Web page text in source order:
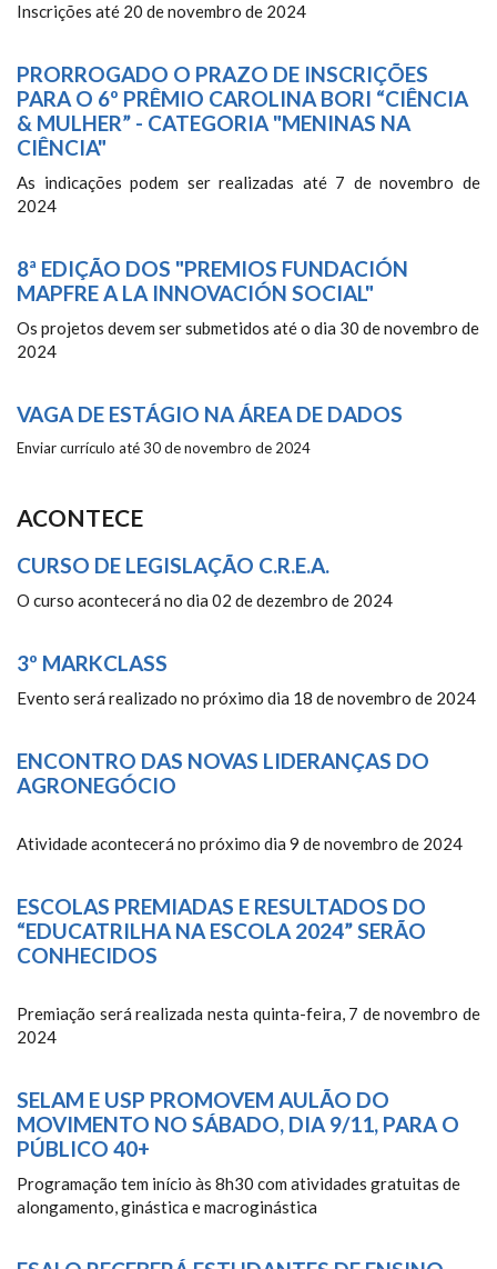
Inscrições até 20 de novembro de 2024
PRORROGADO O PRAZO DE INSCRIÇÕES
PARA O 6º PRÊMIO CAROLINA BORI “CIÊNCIA
& MULHER” - CATEGORIA "MENINAS NA
CIÊNCIA"
As indicações podem ser realizadas até 7 de novembro de
2024
8ª EDIÇÃO DOS "PREMIOS FUNDACIÓN
MAPFRE A LA INNOVACIÓN SOCIAL"
Os projetos devem ser submetidos até o dia 30 de novembro de
2024
VAGA DE ESTÁGIO NA ÁREA DE DADOS
Enviar currículo até 30 de novembro de 2024
ACONTECE
CURSO DE LEGISLAÇÃO C.R.E.A.
O curso acontecerá no dia 02 de dezembro de 2024
3º MARKCLASS
Evento será realizado no próximo dia 18 de novembro de 2024
ENCONTRO DAS NOVAS LIDERANÇAS DO
AGRONEGÓCIO
Atividade acontecerá no próximo dia 9 de novembro de 2024
ESCOLAS PREMIADAS E RESULTADOS DO
“EDUCATRILHA NA ESCOLA 2024” SERÃO
CONHECIDOS
Premiação será realizada nesta quinta-feira, 7 de novembro de
2024
SELAM E USP PROMOVEM AULÃO DO
MOVIMENTO NO SÁBADO, DIA 9/11, PARA O
PÚBLICO 40+
Programação tem início às 8h30 com atividades gratuitas de
alongamento, ginástica e macroginástica